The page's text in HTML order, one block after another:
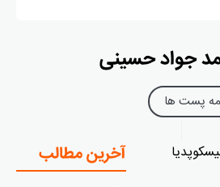
جواد حسینی
پست ها
آخرین مطالب